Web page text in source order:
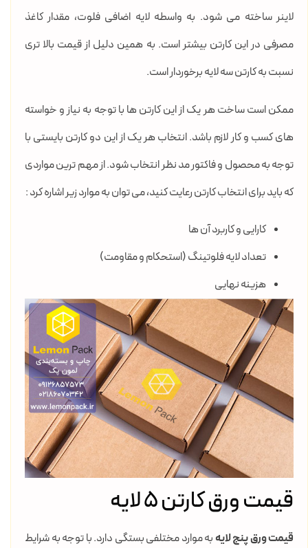
لاینر ساخته می شود. به واسطه لایه اضافی فلوت، مقدار کاغذ
مصرفی در این کارتن بیشتر است. به همین دلیل از قیمت بالا تری
نسبت به کارتن سه لایه برخوردار است.
ممکن است ساخت هر یک از این کارتن ها با توجه به نیاز و خواسته
های کسب و کار لازم باشد. انتخاب هر یک از این دو کارتن بایستی با
توجه به محصول و فاکتور مد نظر انتخاب شود. از مهم ترین مواردی
که باید برای انتخاب کارتن رعایت کنید، می توان به موارد زیر اشاره کرد :
کارایی و کاربرد آن ها
تعداد لایه فلوتینگ (استحکام و مقاومت)
هزینه نهایی
قیمت ورق کارتن ۵ لایه
قیمت ورق پنج لایهبه موارد مختلفی بستگی دارد. با توجه به شرایط